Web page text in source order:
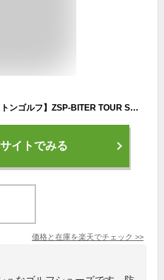
【2020年秋冬モデル】【ブリヂストンゴルフ】ZSP-BITER TOUR SHG100 WKゼロ・スパイク バイター ツアー白/黒/メンズ ゴルフシューズBoaフィットシステム搭載スパイクレス/セメント製法/防水仕様/3E【BRIDGESTONE GOLF】【日本正規品】
イトでみる
価格と在庫を楽天でチェック >>